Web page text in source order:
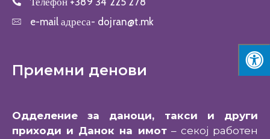
e-mail адреса- dojran@t.mk
Приемни денови
Одделение за даноци, такси и други
приходи и Данок на имот– секој работен